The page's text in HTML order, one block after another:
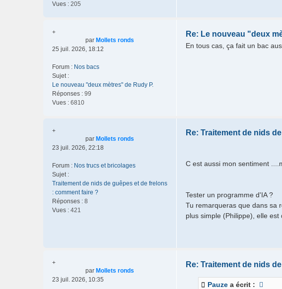
Vues : 205
+
par Mollets ronds
25 juil. 2026, 18:12
Forum : Nos bacs
Sujet :
Le nouveau "deux mètres" de Rudy P.
Réponses : 99
Vues : 6810
Re: Le nouveau "deux
En tous cas, ça fait un bac
+
par Mollets ronds
23 juil. 2026, 22:18
Forum : Nos trucs et bricolages
Sujet :
Traitement de nids de guêpes et de frelons
: comment faire ?
Réponses : 8
Vues : 421
Re: Traitement de nids
C est aussi mon sentiment
Tester un programme d'IA ?
Tu remarqueras que dans sa
plus simple (Philippe), elle est
+
par Mollets ronds
23 juil. 2026, 10:35
Re: Traitement de nids
Pauze a écrit :